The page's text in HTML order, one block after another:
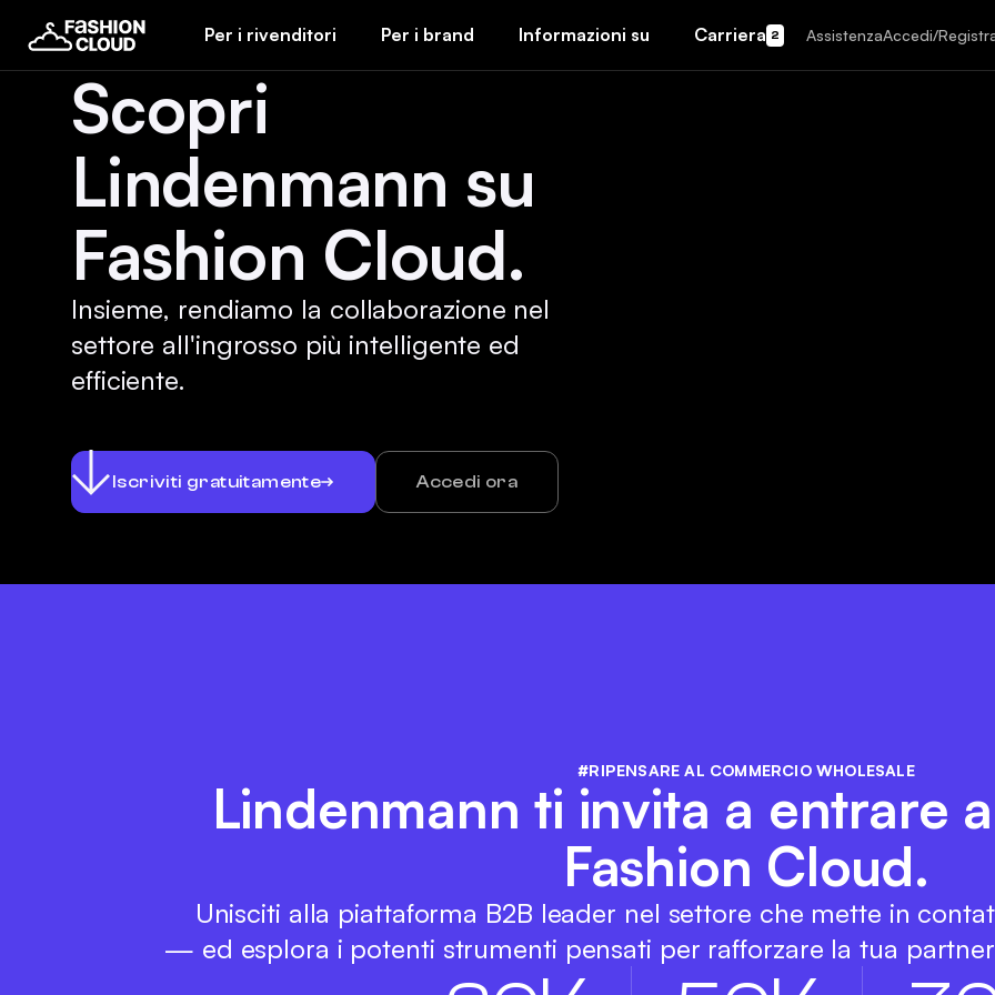
Per i rivenditori Per i brand Informazioni su Carriera 2 AssistenzaAccedi/
Scopri
Lindenmann su
Fashion Cloud.
Insieme, rendiamo la collaborazione nel
settore all'ingrosso più intelligente ed
efficiente.
Iscriviti gratuitamente Accedi ora
#RIPENSARE AL COMMERCIO WHOLESALE
Lindenmann ti invita a entrare
Fashion Cloud.
Unisciti alla piattaforma B2B leader nel settore che mette in
— ed esplora i potenti strumenti pensati per rafforzare la tua